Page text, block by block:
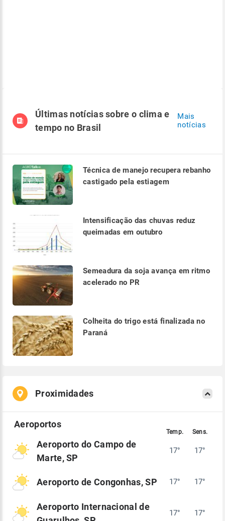
Últimas notícias sobre o clima e
tempo no Brasil
Mais
notícias
Técnica de manejo recupera rebanho
castigado pela estiagem
Intensificação das chuvas reduz
queimadas em outubro
Semeadura da soja avança em ritmo
acelerado no PR
Colheita do trigo está finalizada no
Paraná
Proximidades
Aeroporto do Campo de
Marte, SP
17° 17°
Aeroporto de Congonhas, SP 17° 17°
Aeroporto Internacional de
17° 17°